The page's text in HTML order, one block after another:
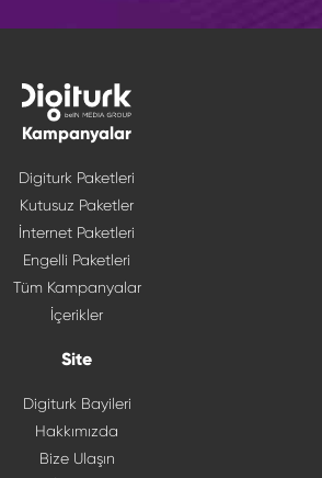
Kampanyalar
Digiturk Paketleri
Kutusuz Paketler
İnternet Paketleri
Engelli Paketleri
Tüm Kampanyalar
İçerikler
Site
Digiturk Bayileri
Hakkımızda
Bize Ulaşın